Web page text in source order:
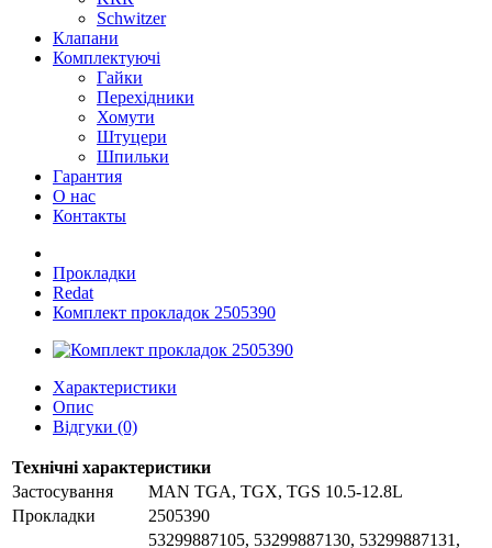
Schwitzer
Клапани
Комплектуючі
Гайки
Перехідники
Хомути
Штуцери
Шпильки
Гарантия
О нас
Контакты
Прокладки
Redat
Комплект прокладок 2505390
Характеристики
Опис
Відгуки (0)
Технічні характеристики
Застосування
MAN TGA, TGX, TGS 10.5-12.8L
Прокладки
2505390
53299887105, 53299887130, 53299887131,